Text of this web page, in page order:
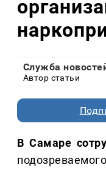
Служба
Автор статьи
В Самаре